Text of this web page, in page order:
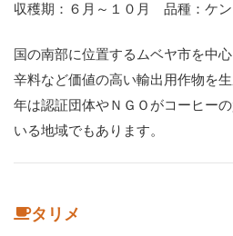
収穫期：６月～１０月 品種：ケン
国の南部に位置するムベヤ市を中
辛料など価値の高い輸出用作物を
年は認証団体やＮＧＯがコーヒー
いる地域でもあります。
タリメ